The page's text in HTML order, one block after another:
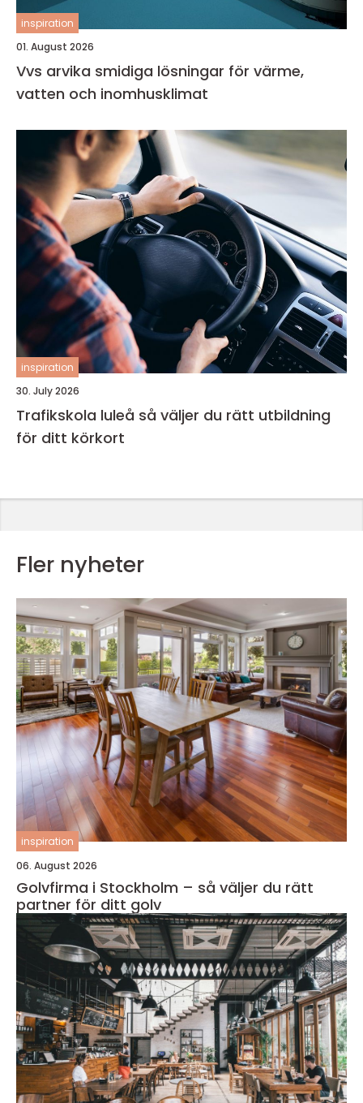
inspiration
01. August 2026
Vvs arvika smidiga lösningar för värme,
vatten och inomhusklimat
inspiration
30. July 2026
Trafikskola luleå så väljer du rätt utbildning
för ditt körkort
Fler nyheter
inspiration
06. August 2026
Golvfirma i Stockholm – så väljer du rätt
partner för ditt golv